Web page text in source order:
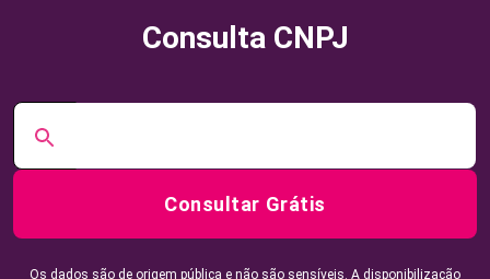
Consulta CNPJ
Consultar Grátis
Os dados são de origem pública e não são sensíveis. A disponibilização